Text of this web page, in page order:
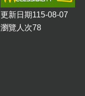
更新日期115-08-07
瀏覽人次78